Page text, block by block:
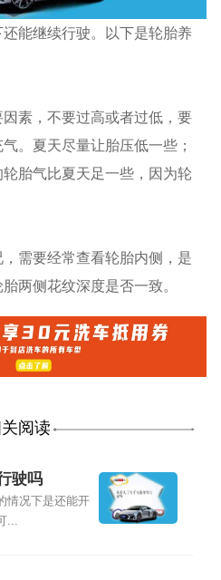
能继续行驶。以下是轮胎养
素，不要过高或者过低，要
。夏天尽量让胎压低一些；
胎气比夏天足一些，因为轮
需要经常查看轮胎内侧，是
两侧花纹深度是否一致。
阅读
驶吗
情况下是还能开
...